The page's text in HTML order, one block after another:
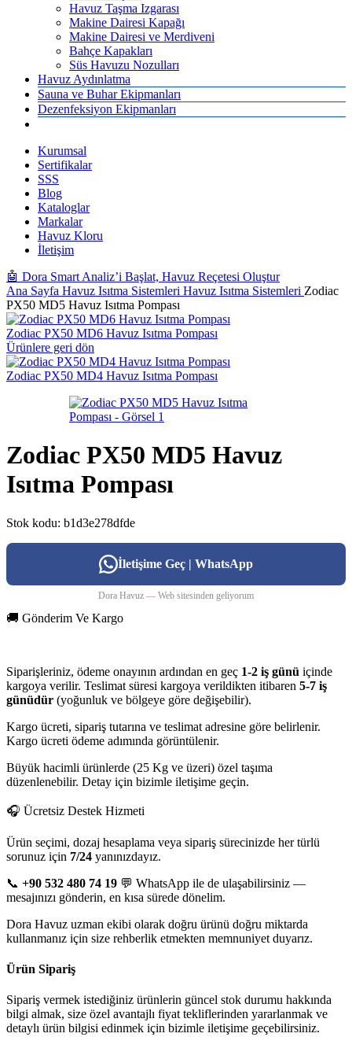
Havuz Taşma Izgarası
Makine Dairesi Kapağı
Makine Dairesi ve Merdiveni
Bahçe Kapakları
Süs Havuzu Nozulları
Havuz Aydınlatma
Sauna ve Buhar Ekipmanları
Dezenfeksiyon Ekipmanları
Kurumsal
Sertifikalar
SSS
Blog
Kataloglar
Markalar
Havuz Kloru
İletişim
🤖 Dora Smart Analiz’i Başlat, Havuz Reçetesi Oluştur
Ana Sayfa Havuz Isıtma Sistemleri Havuz Isıtma Sistemleri Zodiac
PX50 MD5 Havuz Isıtma Pompası
Zodiac PX50 MD6 Havuz Isıtma Pompası
Ürünlere geri dön
Zodiac PX50 MD4 Havuz Isıtma Pompası
Zodiac PX50 MD5 Havuz
Isıtma Pompası
Stok kodu: b1d3e278dfde
İletişime Geç | WhatsApp
Dora Havuz — Web sitesinden geliyorum
🚚 Gönderim Ve Kargo
Siparişleriniz, ödeme onayının ardından en geç 1-2 iş günü içinde
kargoya verilir. Teslimat süresi kargoya verildikten itibaren 5-7 iş
günüdür (yoğunluk ve bölgeye göre değişebilir).
Kargo ücreti, sipariş tutarına ve teslimat adresine göre belirlenir.
Kargo ücreti ödeme adımında görüntülenir.
Büyük hacimli ürünlerde (25 Kg ve üzeri) özel taşıma
düzenlenebilir. Detay için bizimle iletişime geçin.
🎧 Ücretsiz Destek Hizmeti
Ürün seçimi, dozaj hesaplama veya sipariş sürecinizde her türlü
sorunuz için 7/24 yanınızdayız.
📞 +90 532 480 74 19 💬 WhatsApp ile de ulaşabilirsiniz —
mesajınızı gönderin, en kısa sürede dönelim.
Dora Havuz uzman ekibi olarak doğru ürünü doğru miktarda
kullanmanız için size rehberlik etmekten memnuniyet duyarız.
Ürün Sipariş
Sipariş vermek istediğiniz ürünlerin güncel stok durumu hakkında
bilgi almak, size özel avantajlı fiyat tekliflerinden yararlanmak ve
detaylı ürün bilgisi edinmek için bizimle iletişime geçebilirsiniz.